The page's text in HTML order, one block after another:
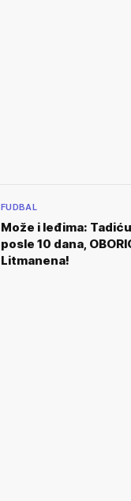
FUDBAL
Može i leđima:
posle 10 dana,
Litmanena!